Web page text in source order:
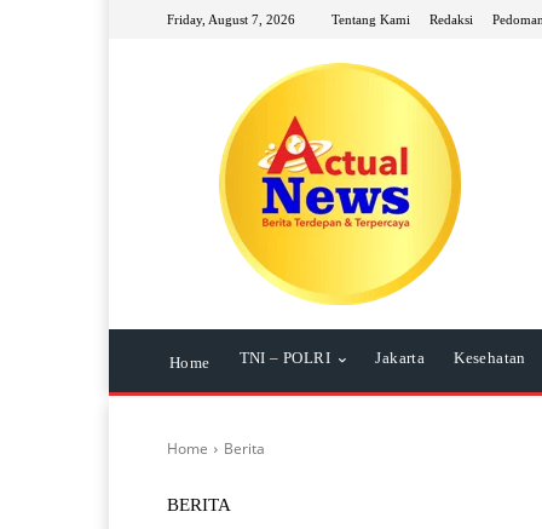
Friday, August 7, 2026 Tentang Kami Redaksi
Home TNI – POLRI Jakarta Kesehatan
Home Berita
BERITA